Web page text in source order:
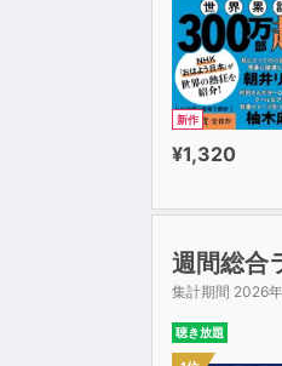
新作
¥1,320
週間総合
集計期間 2026
聴き放題